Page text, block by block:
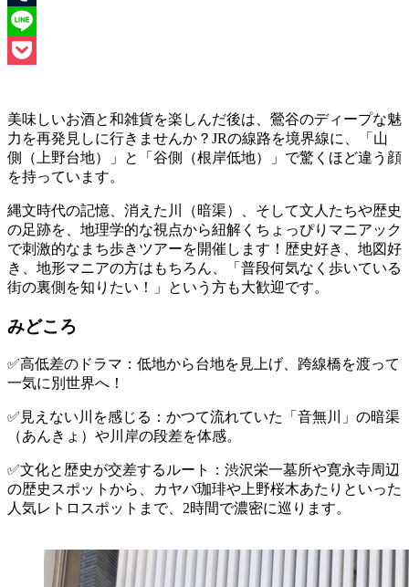
Tumblr
Line
美味しいお酒と和雑貨を楽しんだ後は、鶯谷のディープな魅
力を再発見しに行きませんか？JRの線路を境界線に、「山
側（上野台地）」と「谷側（根岸低地）」で驚くほど違う顔
を持っています。
縄文時代の記憶、消えた川（暗渠）、そして文人たちや歴史
の足跡を、地理学的な視点から紐解くちょっぴりマニアック
で刺激的なまち歩きツアーを開催します！歴史好き、地図好
き、地形マニアの方はもちろん、「普段何気なく歩いている
街の裏側を知りたい！」という方も大歓迎です。
みどころ
✅高低差のドラマ：低地から台地を見上げ、跨線橋を渡って
一気に別世界へ！
✅見えない川を感じる：かつて流れていた「音無川」の暗渠
（あんきょ）や川岸の段差を体感。
✅文化と歴史が交差するルート：渋沢栄一墓所や寛永寺周辺
の歴史スポットから、カヤバ珈琲や上野桜木あたりといった
人気レトロスポットまで、2時間で濃密に巡ります。